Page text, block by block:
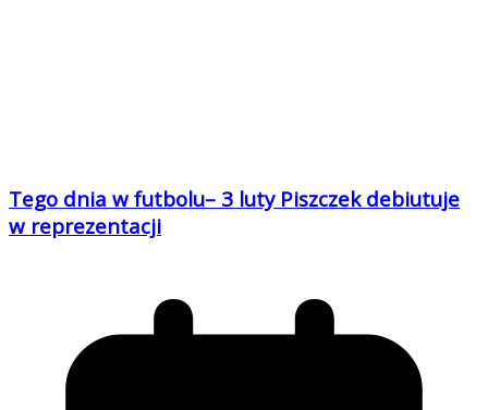
Tego dnia w futbolu– 3 luty Piszczek debiutuje
w reprezentacji